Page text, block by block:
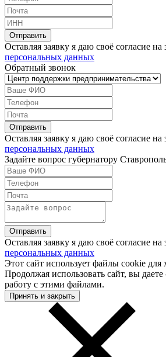
Оставляя заявку я даю своё согласие
персональных данных
Обратный звонок
Оставляя заявку я даю своё согласие
персональных данных
Задайте вопрос губернатору
Оставляя заявку я даю своё согласие
персональных данных
Этот сайт использует файлы cookie для
Продолжая использовать сайт, вы даете
работу с этими файлами.
Принять и закрыть